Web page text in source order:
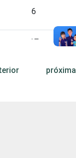
6
17
coletados entre
próxima